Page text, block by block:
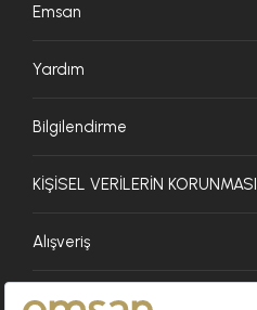
Emsan
Yardım
Bilgilendirme
KİŞİSEL VERİLERİN KORUNMASI
Alışveriş